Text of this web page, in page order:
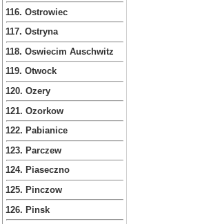
116. Ostrowiec
117. Ostryna
118. Oswiecim Auschwitz
119. Otwock
120. Ozery
121. Ozorkow
122. Pabianice
123. Parczew
124. Piaseczno
125. Pinczow
126. Pinsk